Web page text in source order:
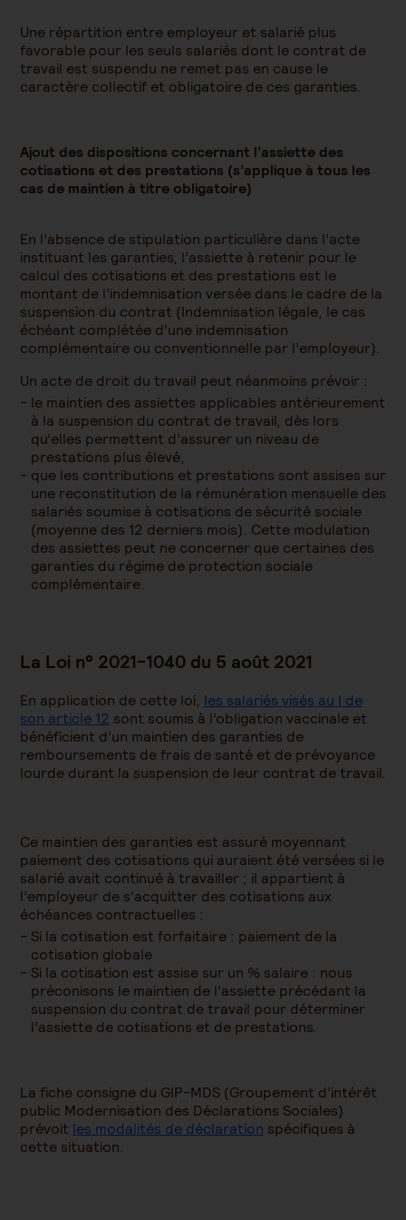
Une répartition entre employeur et salarié plus
favorable pour les seuls salariés dont le contrat de
travail est suspendu ne remet pas en cause le
caractère collectif et obligatoire de ces garanties.
Ajout des dispositions concernant l’assiette des
cotisations et des prestations (s’applique à tous les
cas de maintien à titre obligatoire)
En l’absence de stipulation particulière dans l’acte
instituant les garanties, l’assiette à retenir pour le
calcul des cotisations et des prestations est le
montant de l’indemnisation versée dans le cadre de la
suspension du contrat (Indemnisation légale, le cas
échéant complétée d'une indemnisation
complémentaire ou conventionnelle par l’employeur).
Un acte de droit du travail peut néanmoins prévoir :
le maintien des assiettes applicables antérieurement
à la suspension du contrat de travail, dès lors
qu’elles permettent d’assurer un niveau de
prestations plus élevé,
que les contributions et prestations sont assises sur
une reconstitution de la rémunération mensuelle des
salariés soumise à cotisations de sécurité sociale
(moyenne des 12 derniers mois). Cette modulation
des assiettes peut ne concerner que certaines des
garanties du régime de protection sociale
complémentaire.
La Loi n° 2021-1040 du 5 août 2021
En application de cette loi, les salariés visés au I de
son article 12 sont soumis à l’obligation vaccinale et
bénéficient d’un maintien des garanties de
remboursements de frais de santé et de prévoyance
lourde durant la suspension de leur contrat de travail.
Ce maintien des garanties est assuré moyennant
paiement des cotisations qui auraient été versées si le
salarié avait continué à travailler ; il appartient à
l’employeur de s’acquitter des cotisations aux
échéances contractuelles :
Si la cotisation est forfaitaire : paiement de la
cotisation globale
Si la cotisation est assise sur un % salaire : nous
préconisons le maintien de l’assiette précédant la
suspension du contrat de travail pour déterminer
l’assiette de cotisations et de prestations.
La fiche consigne du GIP-MDS (Groupement d’intérêt
public Modernisation des Déclarations Sociales)
prévoit les modalités de déclaration spécifiques à
cette situation.